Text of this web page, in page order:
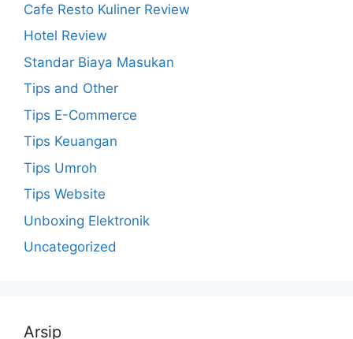
Cafe Resto Kuliner Review
Hotel Review
Standar Biaya Masukan
Tips and Other
Tips E-Commerce
Tips Keuangan
Tips Umroh
Tips Website
Unboxing Elektronik
Uncategorized
Arsip